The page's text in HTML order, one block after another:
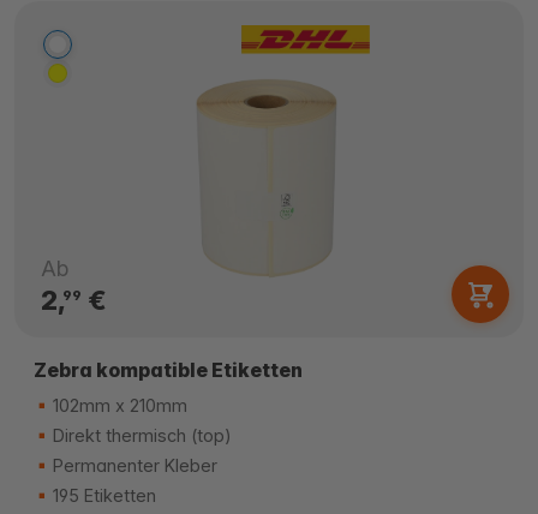
Ab
2,99 €
Zebra kompatible Etiketten
102mm x 210mm
Direkt thermisch (top)
Permanenter Kleber
195 Etiketten